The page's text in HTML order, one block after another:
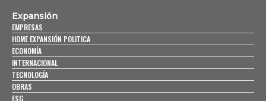
Expansión
EMPRESAS
HOME EXPANSIÓN POLITICA
ECONOMÍA
INTERNACIONAL
TECNOLOGÍA
OBRAS
ESG